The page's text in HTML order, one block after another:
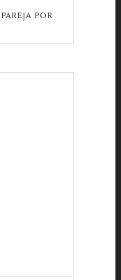
POR